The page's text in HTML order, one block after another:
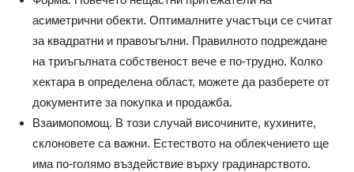
асиметрични обекти. Оптималните участъци се считат
за квадратни и правоъгълни. Правилното подреждане
на триъгълната собственост вече е по-трудно. Колко
хектара в определена област, можете да разберете от
документите за покупка и продажба.
Взаимопомощ. В този случай височините, кухините,
склоновете са важни. Естеството на облекчението ще
има по-голямо въздействие върху градинарството.